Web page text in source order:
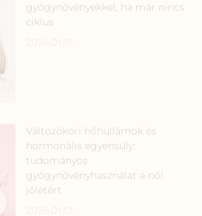
gyógynövényekkel, ha már nincs
ciklus
Változókori hőhullámok és
hormonális egyensúly:
tudományos
gyógynövényhasználat a női
jólétért